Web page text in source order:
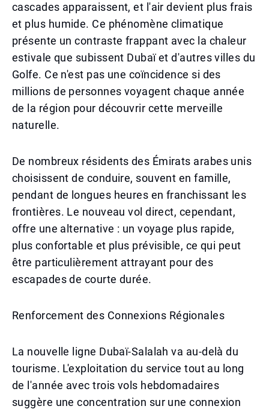
cascades apparaissent, et l'air devient plus frais
et plus humide. Ce phénomène climatique
présente un contraste frappant avec la chaleur
estivale que subissent Dubaï et d'autres villes du
Golfe. Ce n'est pas une coïncidence si des
millions de personnes voyagent chaque année
de la région pour découvrir cette merveille
naturelle.
De nombreux résidents des Émirats arabes unis
choisissent de conduire, souvent en famille,
pendant de longues heures en franchissant les
frontières. Le nouveau vol direct, cependant,
offre une alternative : un voyage plus rapide,
plus confortable et plus prévisible, ce qui peut
être particulièrement attrayant pour des
escapades de courte durée.
Renforcement des Connexions Régionales
La nouvelle ligne Dubaï-Salalah va au-delà du
tourisme. L'exploitation du service tout au long
de l'année avec trois vols hebdomadaires
suggère une concentration sur une connexion